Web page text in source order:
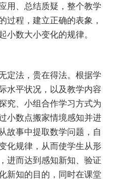
用、总结质疑，整个教学
过程，建立正确的表象，
小数大小变化的规律。
法，贵在得法。根据学
水平状况，以及教学内容
究、小组合作学习方式为
小数点搬家情境感知并进
故事中提取数学问题，自
化规律，从而使学生从形
进而达到感知新知、验证
新知的目的，同时在课堂